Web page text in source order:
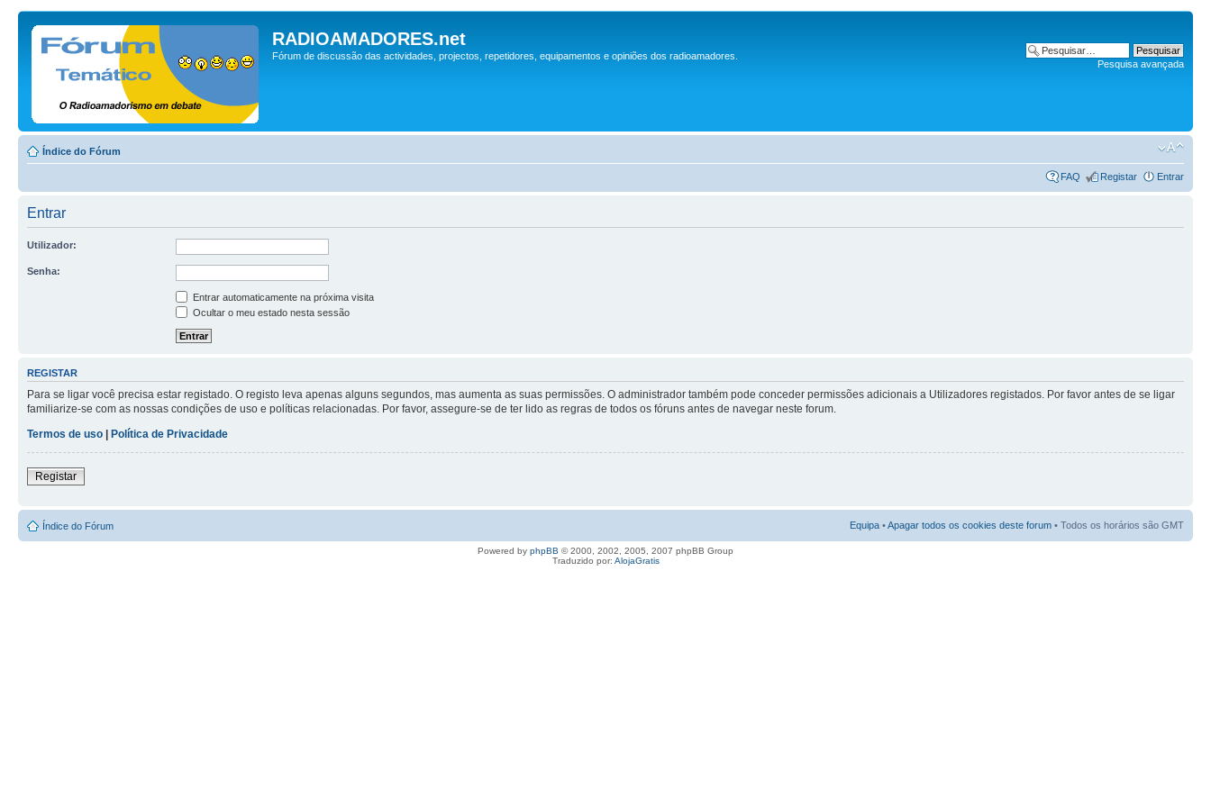
RADIOAMADORES.net
Fórum de discussão das actividades, projectos, repetidores, equipamentos e opiniões dos radioamadores.
Pesquisa avançada
Índice do Fórum
FAQ Registar Entrar
Entrar
Utilizador:
Senha:
Entrar automaticamente na próxima visita
Ocultar o meu estado nesta sessão
REGISTAR
Para se ligar você precisa estar registado. O registo leva apenas alguns segundos, mas aumenta as suas permissões. O administrador também pode conceder permissões adicionais a Utilizadores registados. Por favor antes de se ligar
familiarize-se com as nossas condições de uso e políticas relacionadas. Por favor, assegure-se de ter lido as regras de todos os fóruns antes de navegar neste forum.
Termos de uso | Política de Privacidade
Registar
Índice do Fórum Equipa •Apagar todos os cookies deste forum • Todos os horários são GMT
Powered by phpBB © 2000, 2002, 2005, 2007 phpBB Group
Traduzido por: AlojaGratis